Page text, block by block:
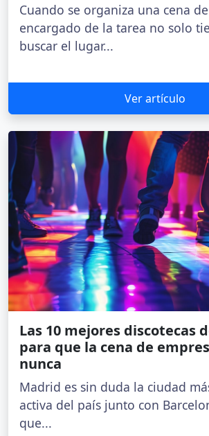
Cuando se organiza una cena
encargado de la tarea no solo
buscar el lugar...
Ver artículo
Las 10 mejores discotecas
para que la cena de
nunca
Madrid es sin duda la ciudad
activa del país junto con
que...